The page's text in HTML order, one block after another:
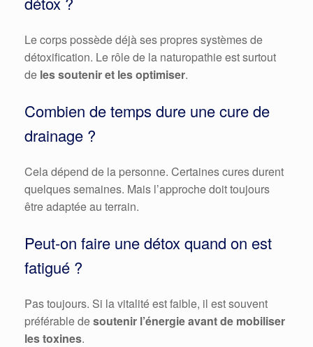
Le corps possède déjà ses propres systèmes de
détoxification. Le rôle de la naturopathie est surtout
de les soutenir et les optimiser.
Combien de temps dure une cure de
drainage ?
Cela dépend de la personne. Certaines cures durent
quelques semaines. Mais l’approche doit toujours
être adaptée au terrain.
Peut-on faire une détox quand on est
fatigué ?
Pas toujours. Si la vitalité est faible, il est souvent
préférable desoutenir l’énergie avant de mobiliser
les toxines.